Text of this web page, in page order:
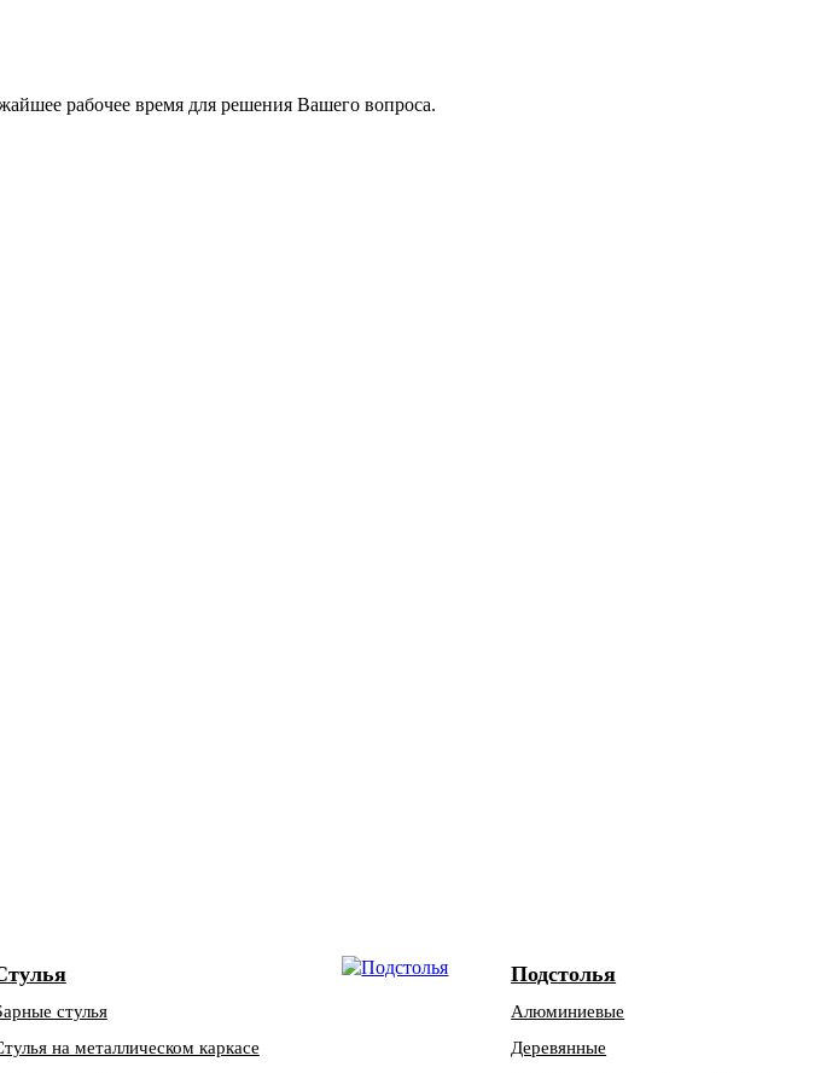
рабочее время для решения Вашего вопроса.
стулья
на металлическом каркасе
Подстолья
Алюминиевые
Деревянные